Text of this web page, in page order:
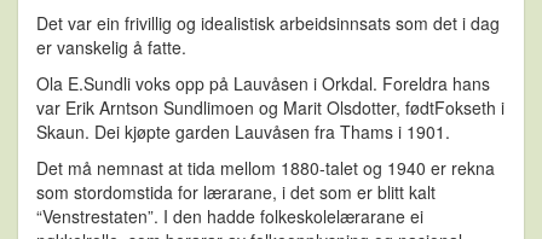
Det var ein frivillig og idealistisk arbeidsinnsats som det i dag
er vanskelig å fatte.
Ola E.Sundli voks opp på Lauvåsen i Orkdal. Foreldra hans
var Erik Arntson Sundlimoen og Marit Olsdotter, fødtFokseth i
Skaun. Dei kjøpte garden Lauvåsen fra Thams i 1901.
Det må nemnast at tida mellom 1880-talet og 1940 er rekna
som stordomstida for lærarane, i det som er blitt kalt
“Venstrestaten”. I den hadde folkeskolelærarane ei